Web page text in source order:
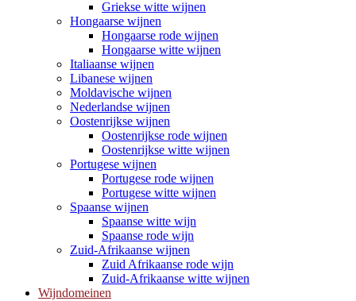
Griekse witte wijnen
Hongaarse wijnen
Hongaarse rode wijnen
Hongaarse witte wijnen
Italiaanse wijnen
Libanese wijnen
Moldavische wijnen
Nederlandse wijnen
Oostenrijkse wijnen
Oostenrijkse rode wijnen
Oostenrijkse witte wijnen
Portugese wijnen
Portugese rode wijnen
Portugese witte wijnen
Spaanse wijnen
Spaanse witte wijn
Spaanse rode wijn
Zuid-Afrikaanse wijnen
Zuid Afrikaanse rode wijn
Zuid-Afrikaanse witte wijnen
Wijndomeinen